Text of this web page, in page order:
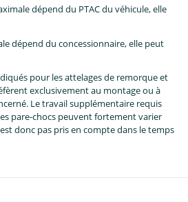
dépend du PTAC du véhicule, elle
dépend du concessionnaire, elle peut
pour les attelages de remorque et
exclusivement au montage ou à
Le travail supplémentaire requis
pare-chocs peuvent fortement varier
donc pas pris en compte dans le temps